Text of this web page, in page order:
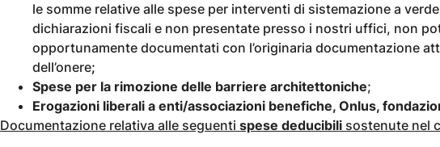
le somme relative alle spese per interventi di sistemazione a
dichiarazioni fiscali e non presentate presso i nostri uffici, non
opportunamente documentati con l’originaria documentazione
dell’onere;
Spese per la rimozione delle barriere architettoniche;
Erogazioni liberali a enti/associazioni benefiche, Onlus,
Documentazione relativa alle seguenti spese deducibili sostenute nel